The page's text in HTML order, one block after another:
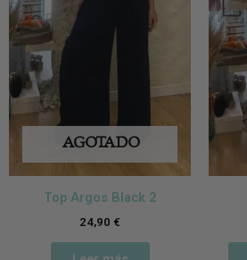
AGOTADO
Top Argos Black 2
24,90 €